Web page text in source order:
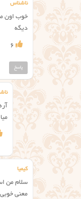
ناشناس
خوب اون
دیگه
6
پاسخ
کیمیا
سلام من
معنی